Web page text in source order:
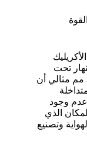
تحت
الإنتاج المتكرر. لا يثبت حرف عينة واحد مثالي 3 مم مثالي أن
متداخلة
وجود
الذي
وتصنيع